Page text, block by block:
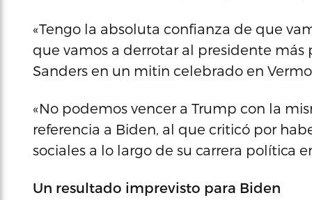
«Tengo la absoluta confianza de que
que vamos a derrotar al presidente más
Sanders en un mitin celebrado en
«No podemos vencer a Trump con la
referencia a Biden, al que criticó por
sociales a lo largo de su carrera política
Un resultado imprevisto para Biden